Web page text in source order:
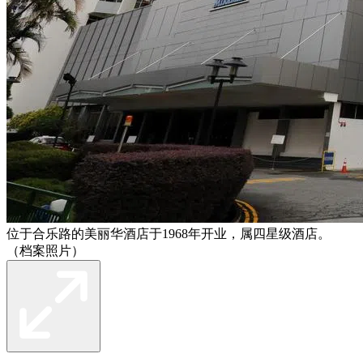
位于合乐路的美丽华酒店于1968年开业，属四星级酒店。
（档案照片）